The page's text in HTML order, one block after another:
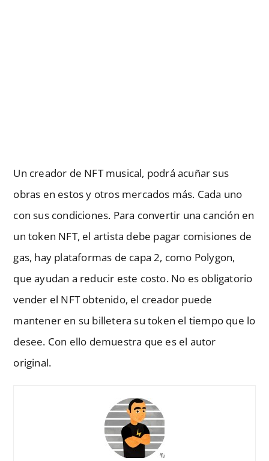
Un creador de NFT musical, podrá acuñar sus
obras en estos y otros mercados más. Cada uno
con sus condiciones. Para convertir una canción en
un token NFT, el artista debe pagar comisiones de
gas, hay plataformas de capa 2, como Polygon,
que ayudan a reducir este costo. No es obligatorio
vender el NFT obtenido, el creador puede
mantener en su billetera su token el tiempo que lo
desee. Con ello demuestra que es el autor
original.